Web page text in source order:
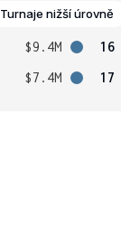
Turnaje nižší úrovně
$9.4M
16
$7.4M 17